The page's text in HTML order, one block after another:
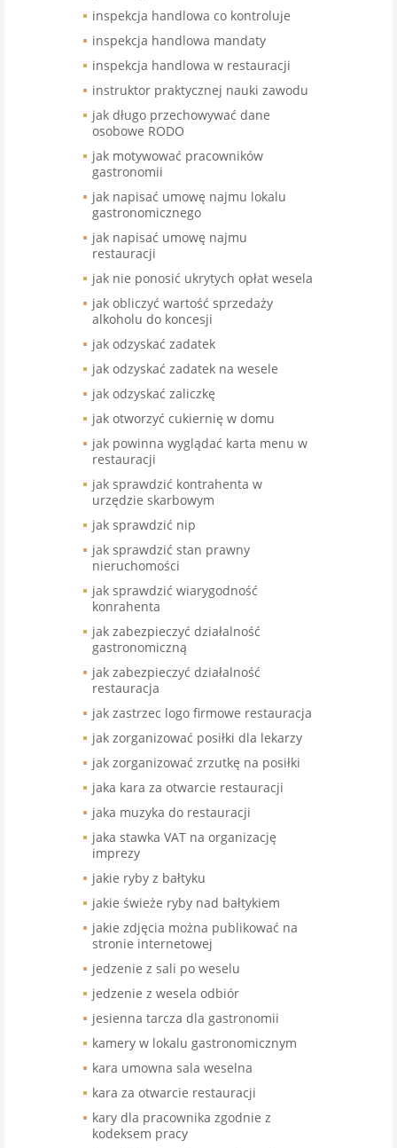
inspekcja handlowa co kontroluje
inspekcja handlowa mandaty
inspekcja handlowa w restauracji
instruktor praktycznej nauki zawodu
jak długo przechowywać dane
osobowe RODO
jak motywować pracowników
gastronomii
jak napisać umowę najmu lokalu
gastronomicznego
jak napisać umowę najmu
restauracji
jak nie ponosić ukrytych opłat wesela
jak obliczyć wartość sprzedaży
alkoholu do koncesji
jak odzyskać zadatek
jak odzyskać zadatek na wesele
jak odzyskać zaliczkę
jak otworzyć cukiernię w domu
jak powinna wyglądać karta menu w
restauracji
jak sprawdzić kontrahenta w
urzędzie skarbowym
jak sprawdzić nip
jak sprawdzić stan prawny
nieruchomości
jak sprawdzić wiarygodność
konrahenta
jak zabezpieczyć działalność
gastronomiczną
jak zabezpieczyć działalność
restauracja
jak zastrzec logo firmowe restauracja
jak zorganizować posiłki dla lekarzy
jak zorganizować zrzutkę na posiłki
jaka kara za otwarcie restauracji
jaka muzyka do restauracji
jaka stawka VAT na organizację
imprezy
jakie ryby z bałtyku
jakie świeże ryby nad bałtykiem
jakie zdjęcia można publikować na
stronie internetowej
jedzenie z sali po weselu
jedzenie z wesela odbiór
jesienna tarcza dla gastronomii
kamery w lokalu gastronomicznym
kara umowna sala weselna
kara za otwarcie restauracji
kary dla pracownika zgodnie z
kodeksem pracy